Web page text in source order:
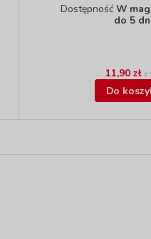
Dostępność W
do 5
11,90 zł z
Do